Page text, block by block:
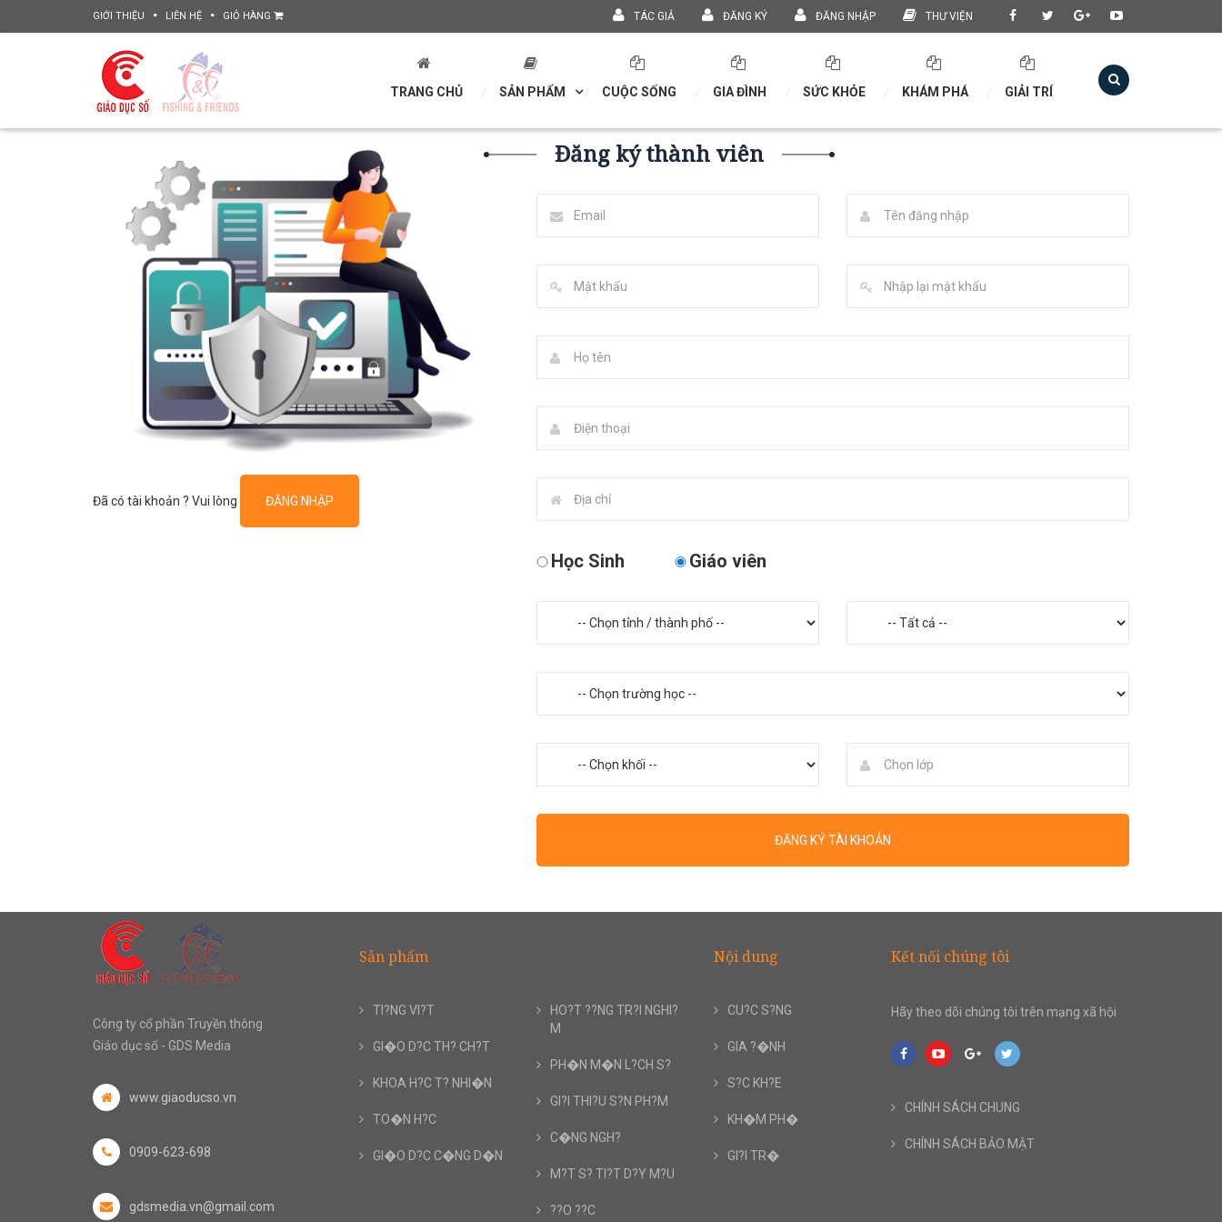
GIỚI THIỆU LIÊN HỆ GIỎ HÀNG TÁC GIẢ ĐĂNG KÝ ĐĂNG NHẬP THƯ VIỆN
TRANG CHỦ SẢN PHẨM CUỘC SỐNG GIA ĐÌNH SỨC KHỎE KHÁM PHÁ GIẢI TRÍ
Đã có tài khoản ? Vui lòng ĐĂNG NHẬP
Đăng ký thành viên
Học Sinh Giáo viên
ĐĂNG KÝ TÀI KHOẢN
Công ty cổ phần Truyền thông
Giáo dục số - GDS Media
www.giaoducso.vn
0909-623-698
gdsmedia.vn@gmail.com
Sản phẩm
TI?NG VI?T
GI�O D?C TH? CH?T
KHOA H?C T? NHI�N
TO�N H?C
GI�O D?C C�NG D�N
HO?T ??NG TR?I NGHI?
M
PH�N M�N L?CH S?
GI?I THI?U S?N PH?M
C�NG NGH?
M?T S? TI?T D?Y M?U
??O ??C
Nội dung
CU?C S?NG
GIA ?�NH
S?C KH?E
KH�M PH�
GI?I TR�
Kết nối chúng tôi
Hãy theo dõi chúng tôi trên mạng xã hội
CHÍNH SÁCH CHUNG
CHÍNH SÁCH BẢO MẬT